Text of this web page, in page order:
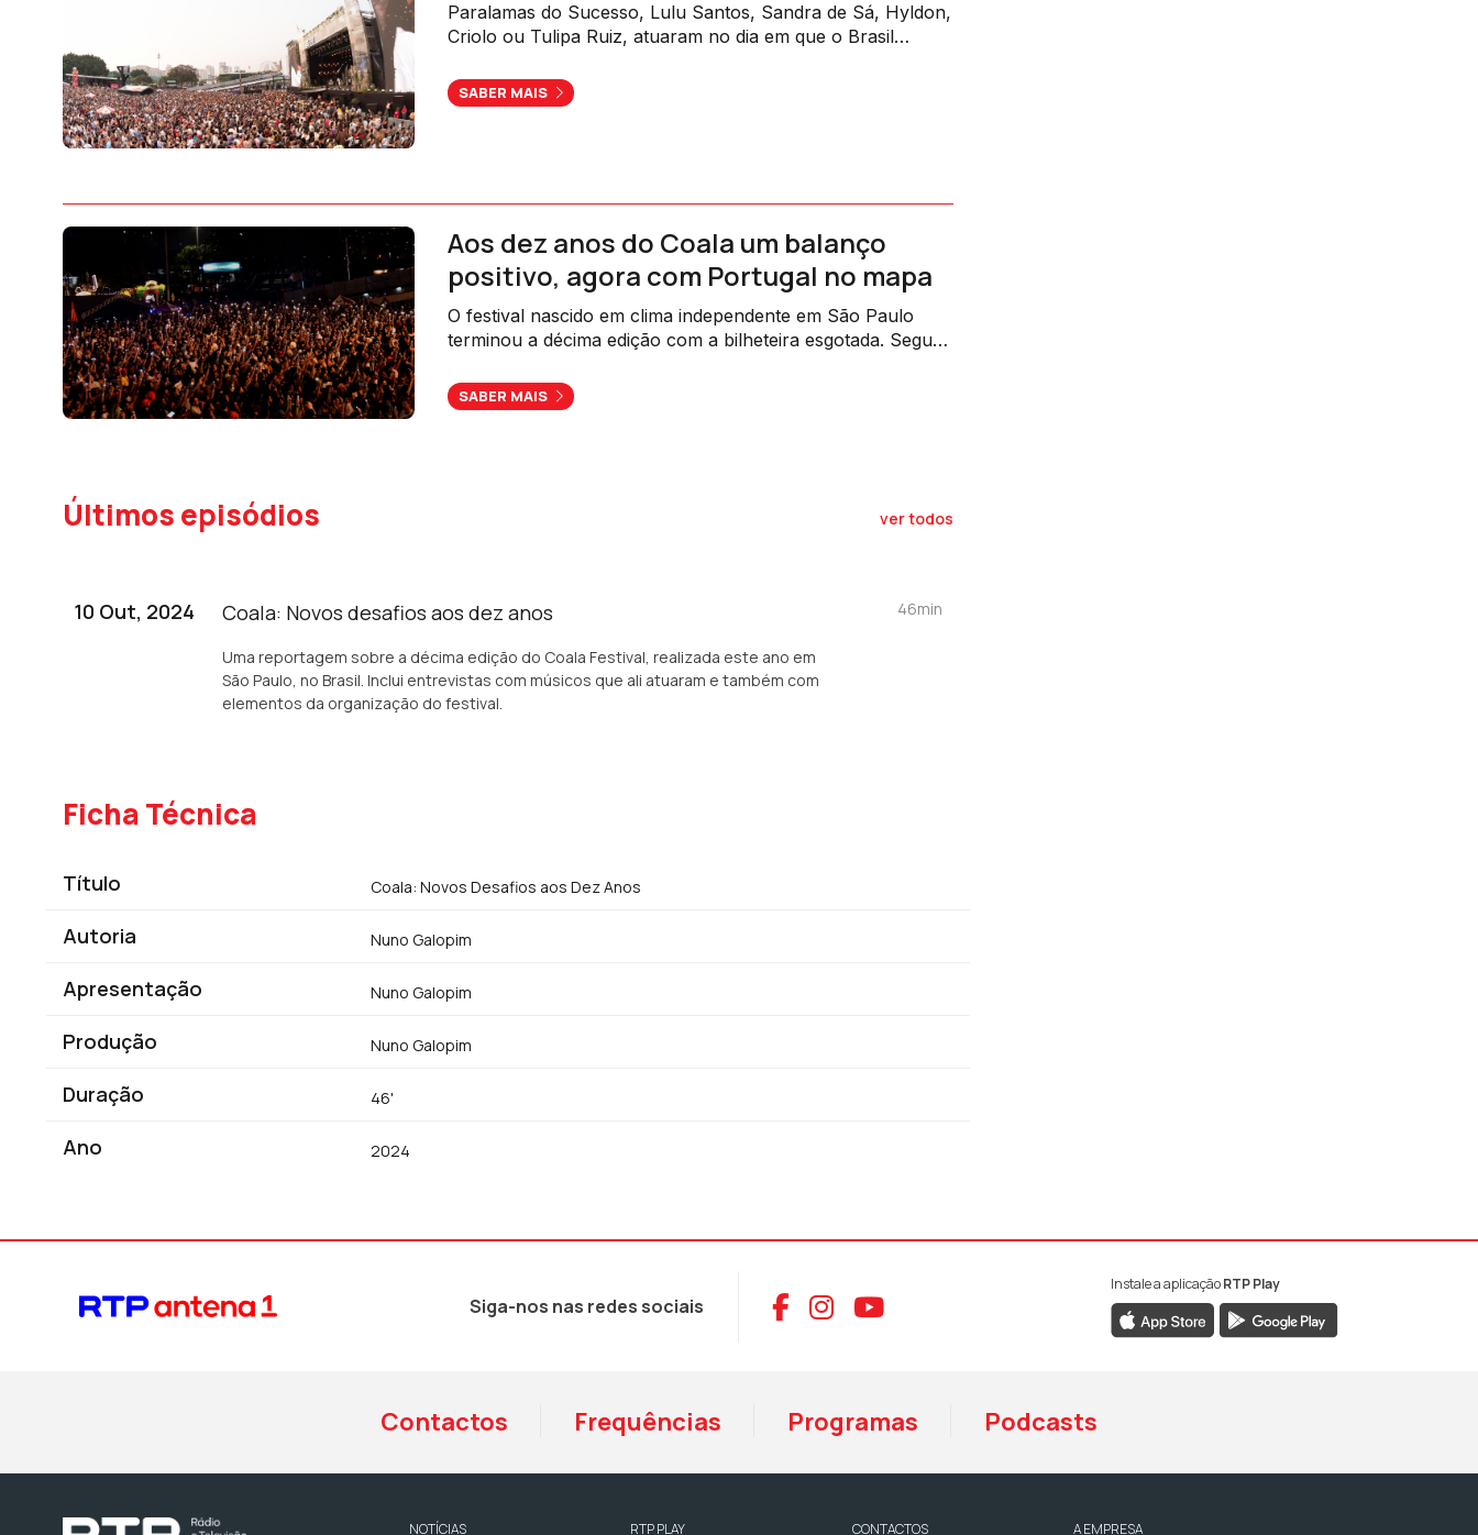
Paralamas do Sucesso, Lulu Santos, Sandra de Sá, Hyldon,
Criolo ou Tulipa Ruiz, atuaram no dia em que o Brasil
SABER MAIS
Aos dez anos do Coala um balanço
positivo, agora com Portugal no mapa
O festival nascido em clima independente em São Paulo
terminou a décima edição com a bilheteira esgotada. Segue-
SABER MAIS
Últimos episódios ver todos
10 Out, 2024 Coala: Novos desafios aos dez anos
Uma reportagem sobre a décima edição do Coala Festival, realizada este ano em
São Paulo, no Brasil. Inclui entrevistas com músicos que ali atuaram e também com
elementos da organização do festival.
46min
Ficha Técnica
Título Coala: Novos Desafios aos Dez Anos
Autoria Nuno Galopim
Apresentação Nuno Galopim
Produção Nuno Galopim
Duração 46'
Ano 2024
Siga-nos nas redes sociais Aceder ao Facebook da RTP Antena 1
Aceder ao Instagram da RTP Antena 1
Aceder ao YouTube da RTP Antena 1
Instale a aplicaçãoRTP Play
Contactos Frequências Programas Podcasts
NOTÍCIAS RTP PLAY CONTACTOS A EMPRESA